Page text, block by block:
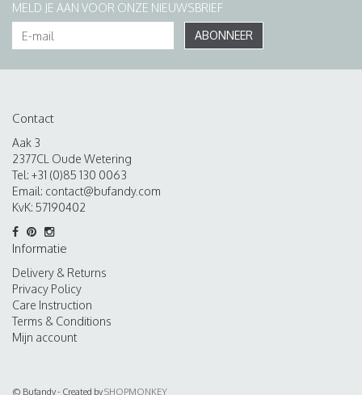
MELD JE AAN VOOR ONZE NIEUWSBRIEF
ABONNEER
Contact
Aak 3
2377CL Oude Wetering
Tel: +31 (0)85 130 0063
Email: contact@bufandy.com
KvK: 57190402
Informatie
Delivery & Returns
Privacy Policy
Care Instruction
Terms & Conditions
Mijn account
© Bufandy - Created bySHOPMONKEY